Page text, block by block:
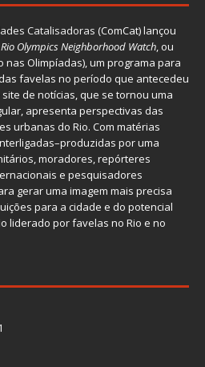
Catalisadoras (ComCat) lançou
Rio Olympics Neighborhood Watch , ou
nas Olimpíadas), um programa para
favelas no período que antecedeu
site de notícias, que se tornou uma
apresenta perspectivas das
urbanas do Rio. Com matérias
por uma
moradores, repórteres
e pesquisadores
gerar uma imagem mais precisa
para a cidade e do potencial
liderado por favelas no Rio e no